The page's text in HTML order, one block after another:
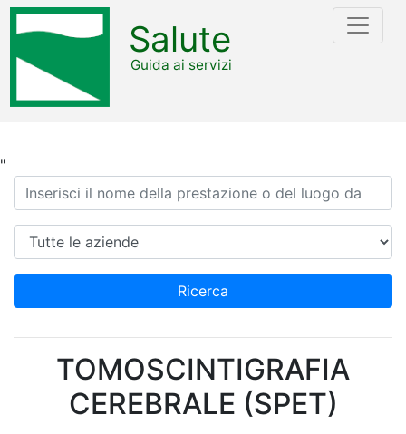
"
Salute
Guida ai servizi
Ricerca
Azienda
Ricerca
TOMOSCINTIGRAFIA
CEREBRALE (SPET)